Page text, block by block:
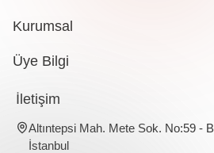
Kurumsal
Üye Bilgi
İletişim
Altıntepsi Mah. Mete Sok. No:59 -
İstanbul